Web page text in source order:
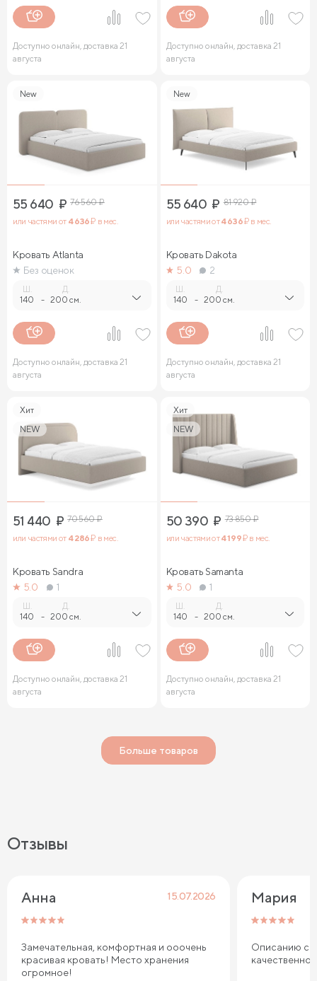
Доступно онлайн, доставка 21
августа
Доступно онлайн, доставка 21
августа
New
55 640 ₽ 76 560₽
или частями от 4 636₽ в мес.
Кровать Atlanta
Без оценок
140 -
Д.
200 см.
Доступно онлайн, доставка 21
августа
New
55 640 ₽ 81 920₽
или частями от4 636₽ в мес.
Кровать Dakota
5.0
2
140 -
Д.
200 см.
Доступно онлайн, доставка 21
августа
Хит
NEW
51 440 ₽ 70 560₽
или частями от 4 286₽ в мес.
Кровать Sandra
5.0
1
Ш.
140 -
Д.
200 см.
Доступно онлайн, доставка 21
августа
Хит
NEW
50 390 ₽ 73 850₽
или частями от4 199₽ в мес.
Кровать Samanta
5.0
1
Ш.
140 -
Д.
200 см.
Доступно онлайн, доставка 21
августа
Больше товаров
Отзывы
Анна 15.07.2026
Замечательная, комфортная и ооочень
красивая кровать! Место хранения
огромное!
Мария
Описанию
качественно